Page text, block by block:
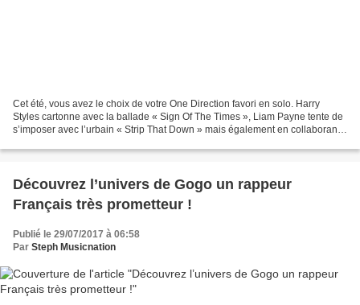
Cet été, vous avez le choix de votre One Direction favori en solo. Harry
Styles cartonne avec la ballade « Sign Of The Times », Liam Payne tente de
s’imposer avec l’urbain « Strip That Down » mais également en collaborant
Découvrez l’univers de Gogo un rappeur
Français très prometteur !
Publié le 29/07/2017 à 06:58
Par Steph Musicnation